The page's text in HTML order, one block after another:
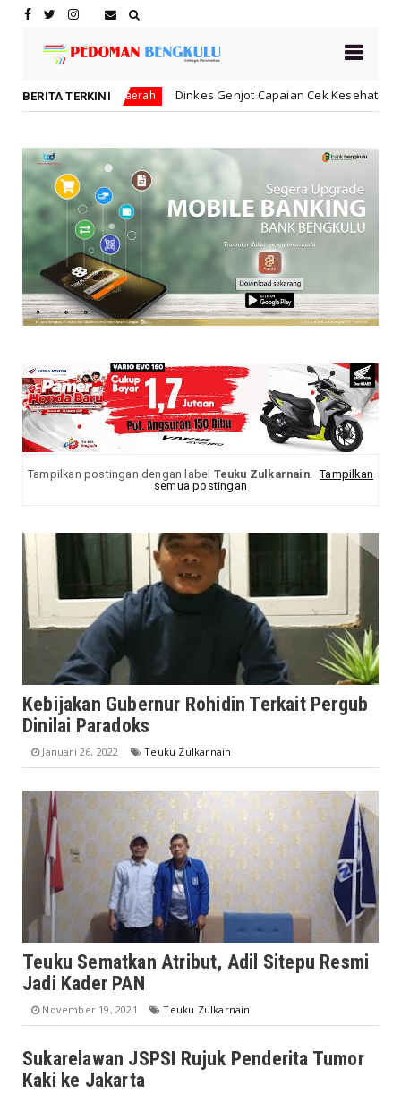
BERITA TERKINI
Dinkes Genjot Capaian Cek Kesehatan Gratis Anak Sekolah,
Tampilkan postingan dengan label Teuku Zulkarnain. Tampilkan
semua postingan
Kebijakan Gubernur Rohidin Terkait Pergub
Dinilai Paradoks
Januari 26, 2022 Teuku Zulkarnain
Teuku Sematkan Atribut, Adil Sitepu Resmi
Jadi Kader PAN
November 19, 2021 Teuku Zulkarnain
Sukarelawan JSPSI Rujuk Penderita Tumor
Kaki ke Jakarta